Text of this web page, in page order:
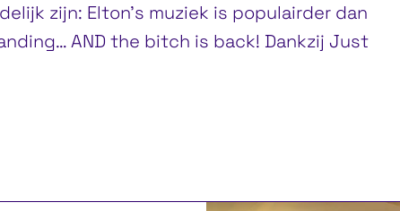
zijn: Elton’s muziek is populairder dan
AND the bitch is back! Dankzij Just